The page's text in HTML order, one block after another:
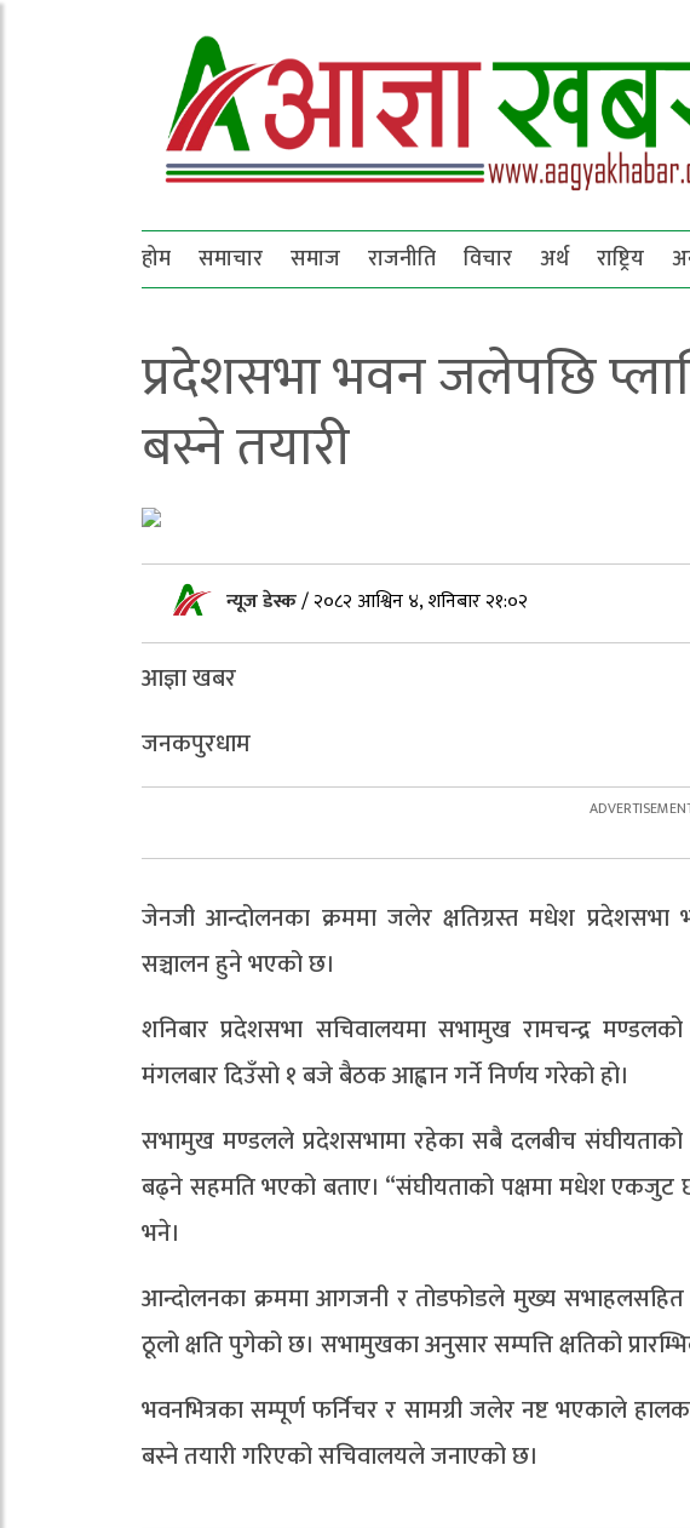
होम समाचार समाज राजनीति विचार अर्थ राष्ट्रिय
प्रदेशसभा भवन जलेपछि
बस्ने तयारी
न्यूज डेस्क/२०८२ आश्विन ४, शनिबार २१:०२
आज्ञा खबर
जनकपुरधाम
जेनजी आन्दोलनका क्रममा जलेर क्षतिग्रस्त मधेश
सञ्चालन हुने भएको छ।
शनिबार प्रदेशसभा सचिवालयमा सभामुख रामचन्द्र
मंगलबार दिउँसो १ बजे बैठक आह्वान गर्ने निर्णय गरेको हो।
सभामुख मण्डलले प्रदेशसभामा रहेका सबै दलबीच
बढ्ने सहमति भएको बताए। “संघीयताको पक्षमा मधेश
भने।
आन्दोलनका क्रममा आगजनी र तोडफोडले मुख्य सभाहलसहित
ठूलो क्षति पुगेको छ। सभामुखका अनुसार सम्पत्ति क्षतिको
भवनभित्रका सम्पूर्ण फर्निचर र सामग्री जलेर नष्ट भएकाले
बस्ने तयारी गरिएको सचिवालयले जनाएको छ।